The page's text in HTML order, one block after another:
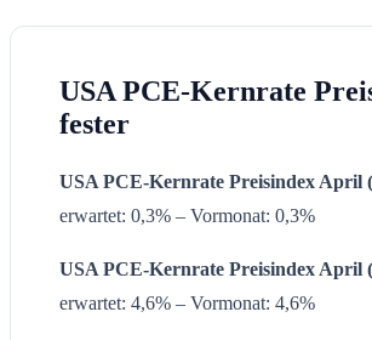
USA PCE-Kernrate
fester
USA PCE-Kernrate Preisindex April
erwartet: 0,3% – Vormonat: 0,3%
USA PCE-Kernrate Preisindex April
erwartet: 4,6% – Vormonat: 4,6%